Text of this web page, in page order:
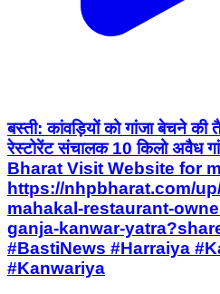
बस्ती: कांवड़ियों को गांजा बेचने की
रेस्टोरेंट संचालक 10 किलो अवैध
Bharat Visit Website for
https://nhpbharat.com/
mahakal-restaurant-
ganja-kanwar-
#BastiNews #Harraiya
#Kanwariya